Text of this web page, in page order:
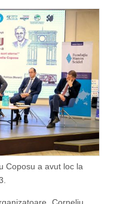
Coposu a avut loc la